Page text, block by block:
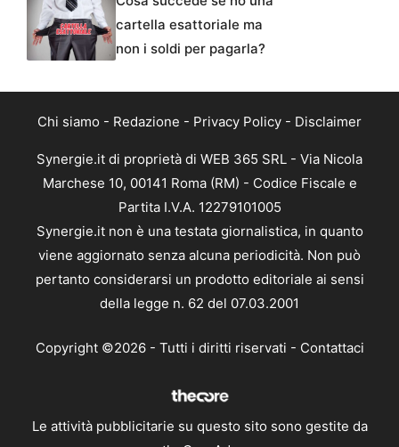
cartella esattoriale ma
non i soldi per pagarla?
Chi siamo - Redazione - Privacy Policy - Disclaimer
Synergie.it di proprietà di WEB 365 SRL - Via Nicola
Marchese 10, 00141 Roma (RM) - Codice Fiscale e
Partita I.V.A. 12279101005
Synergie.it non è una testata giornalistica, in quanto
viene aggiornato senza alcuna periodicità. Non può
pertanto considerarsi un prodotto editoriale ai sensi
della legge n. 62 del 07.03.2001
Copyright ©2026 - Tutti i diritti riservati - Contattaci
Le attività pubblicitarie su questo sito sono gestite da